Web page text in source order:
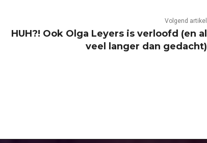
Volgend artikel
HUH?! Ook Olga Leyers is verloofd (en al
veel langer dan gedacht)